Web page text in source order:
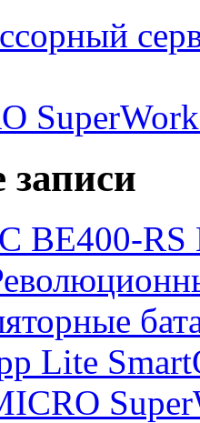
записи
BE400-RS
Lite